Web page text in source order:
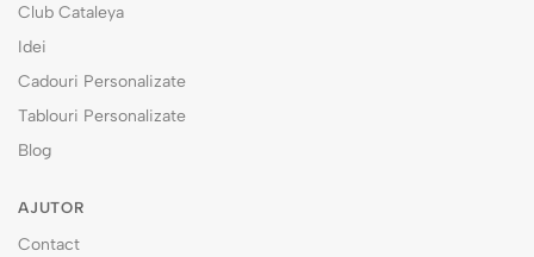
Club Cataleya
Idei
Cadouri Personalizate
Tablouri Personalizate
Blog
AJUTOR
Contact